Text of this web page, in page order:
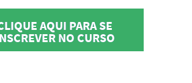
AQUI PARA SE
NO CURSO